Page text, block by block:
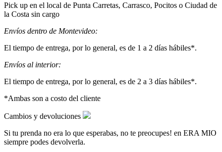
Pick up en el local de Punta Carretas, Carrasco, Pocitos o Ciudad de
la Costa sin cargo
Envíos dentro de Montevideo:
El tiempo de entrega, por lo general, es de 1 a 2 días hábiles*.
Envíos al interior:
El tiempo de entrega, por lo general, es de 2 a 3 días hábiles*.
*Ambas son a costo del cliente
Cambios y devoluciones
Si tu prenda no era lo que esperabas, no te preocupes! en ERA MIO
siempre podes devolverla.